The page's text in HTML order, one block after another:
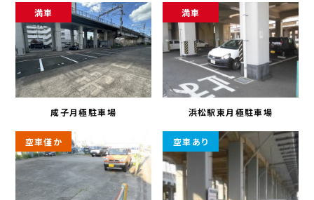
満車
成子月極駐車場
満車
浜松駅東月極駐車場
空車僅か 空車あり